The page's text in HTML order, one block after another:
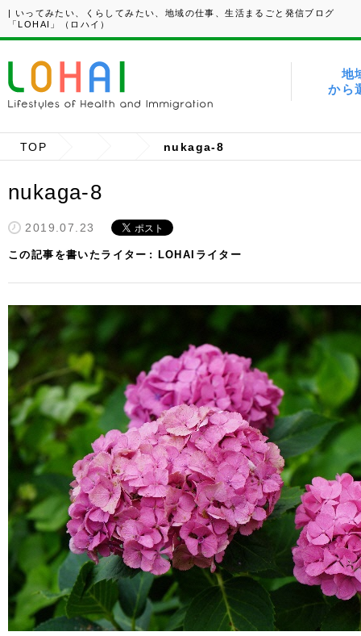
| いってみたい、くらしてみたい、地域の仕事、生活まるごと発信ブログ
「LOHAI」（ロハイ）
地
から
TOP nukaga-8
nukaga-8
2019.07.23
この記事を書いたライター LOHAIライター